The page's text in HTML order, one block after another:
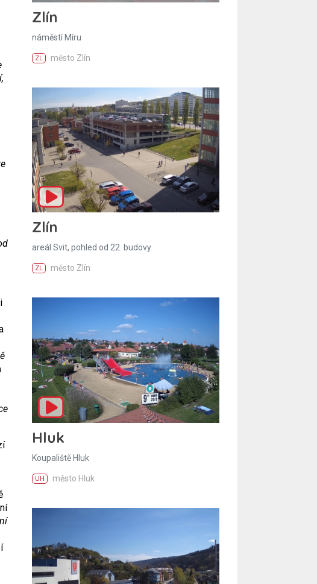
Zlín
náměstí Míru
ZL město Zlín
Zlín
areál Svit, pohled od 22. budovy
ZL město Zlín
Hluk
Koupaliště Hluk
UH město Hluk